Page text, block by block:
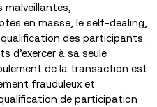
en masse, le self-dealing,
des participants.
d’exercer à sa seule
de la transaction est
frauduleux et
de participation